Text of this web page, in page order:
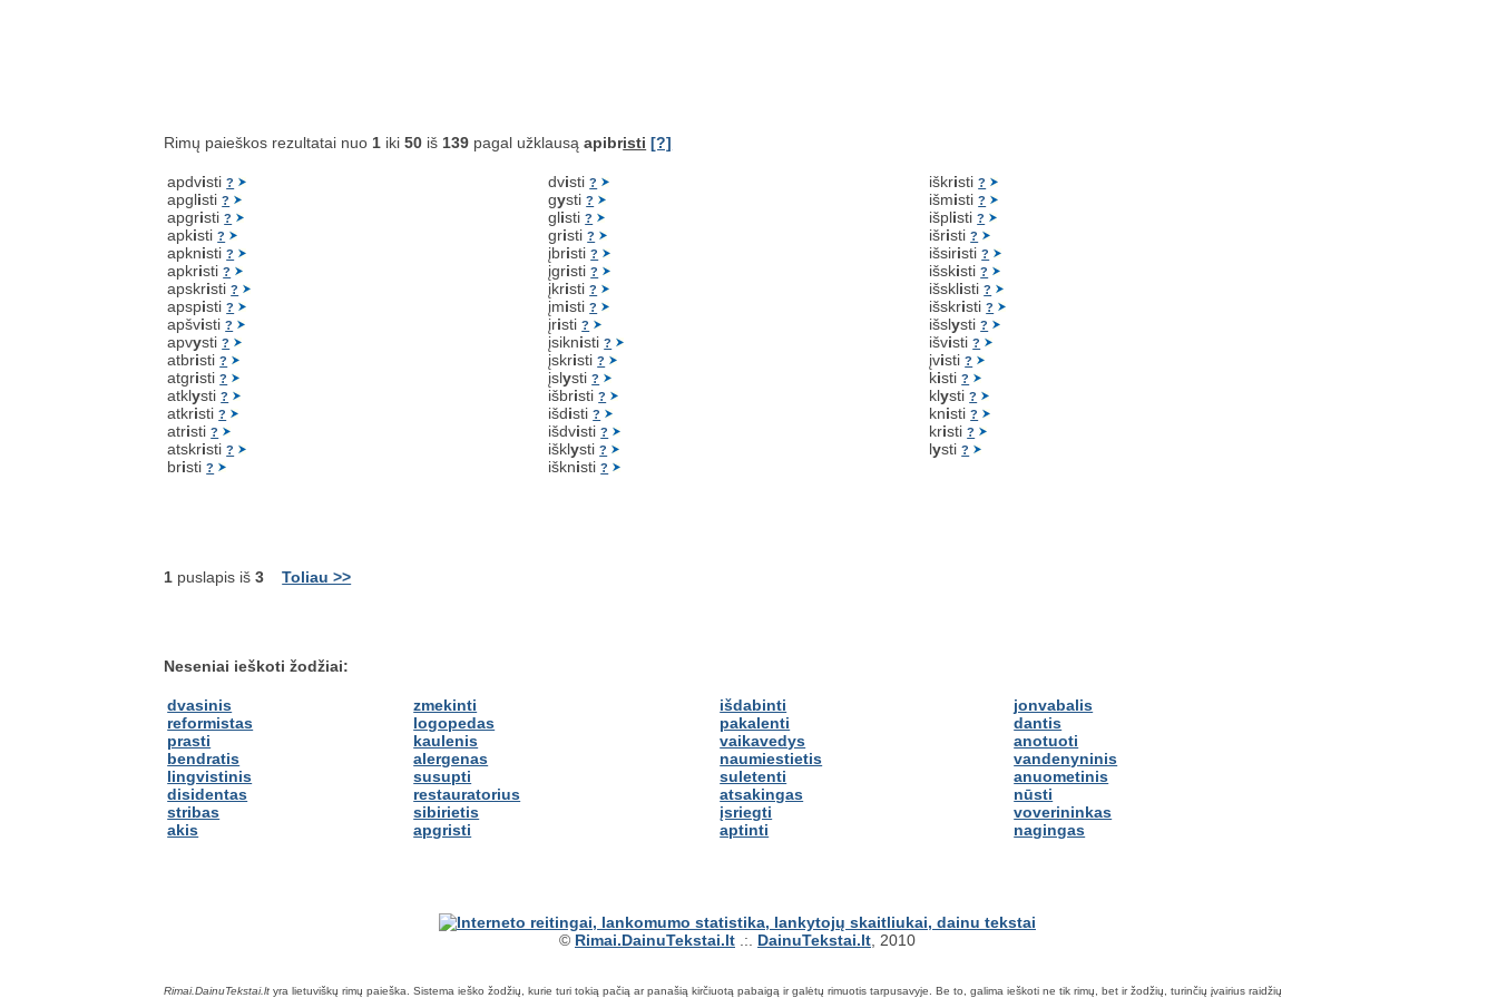
Rimų paieškos rezultatai nuo 1 iki50 iš 139 pagal užklausąapibristi [?]
apdvisti?
apglisti?
apgristi?
apkisti?
apknisti?
apkristi?
apskristi?
apspisti?
apšvisti?
apvysti?
atbristi?
atgristi?
atklysti?
atkristi?
atristi?
atskristi?
bristi?
dvisti?
gysti?
glisti?
gristi?
įbristi?
įgristi?
įkristi?
įmisti?
įristi?
įsiknisti?
įskristi?
įslysti?
išbristi?
išdisti?
išdvisti?
išklysti?
išknisti?
iškristi?
išmisti?
išplisti?
išristi?
išsiristi?
išskisti?
išsklisti?
išskristi?
išslysti?
išvisti?
įvisti?
kisti?
klysti?
knisti?
kristi?
lysti?
1 puslapis iš3 Toliau >>
Neseniai ieškoti žodžiai:
dvasinis
reformistas
prasti
bendratis
lingvistinis
disidentas
stribas
akis
zmekinti
logopedas
kaulenis
alergenas
susupti
restauratorius
sibirietis
apgristi
išdabinti
pakalenti
vaikavedys
naumiestietis
suletenti
atsakingas
įsriegti
aptinti
jonvabalis
dantis
anotuoti
vandenyninis
anuometinis
nūsti
voverininkas
nagingas
© Rimai.DainuTekstai.lt .:. DainuTekstai.lt , 2010
Rimai.DainuTekstai.lt yra lietuviškų rimų paieška. Sistema ieško žodžių, kurie turi tokią pačią ar panašią kirčiuotą pabaigą ir galėtų rimuotis tarpusavyje. Be to, galima ieškoti ne tik rimų, bet ir žodžių, turinčių įvairius raidžių